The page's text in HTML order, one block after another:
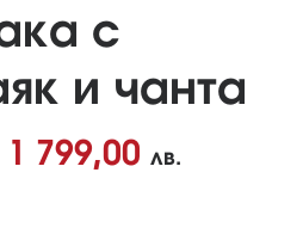
с
и чанта
1 799,00 лв.